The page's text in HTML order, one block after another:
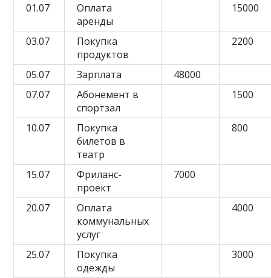
01.07
Оплата
аренды
15000
03.07
Покупка
продуктов
2200
05.07 Зарплата
48000
07.07
Абонемент в
спортзал
1500
10.07
Покупка
билетов в
театр
800
15.07
Фриланс-
проект
7000
20.07
Оплата
коммунальных
услуг
4000
25.07
Покупка
одежды
3000